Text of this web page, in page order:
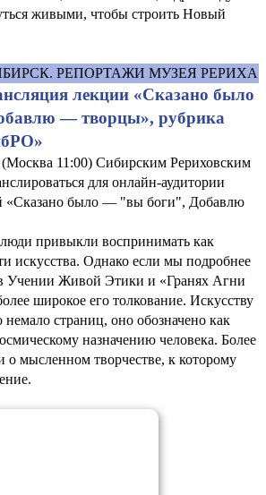
живыми, чтобы строить Новый
РЕПОРТАЖИ МУЗЕЯ РЕРИХА
лекции «Сказано было
— творцы», рубрика
(Москва 11:00) Сибирским Рериховским
для онлайн-аудитории
«Сказано было — "вы боги", Добавлю
привыкли воспринимать как
искусства. Однако если мы подробнее
Учении Живой Этики и «Гранях Агни
широкое его толкование. Искусству
страниц, оно обозначено как
назначению человека. Более
о мысленном творчестве, к которому